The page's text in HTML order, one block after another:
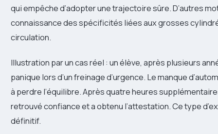
qui empêche d’adopter une trajectoire sûre. D’autres
connaissance des spécificités liées aux grosses
circulation.
Illustration par un cas réel : un élève, après plusieurs
panique lors d’un freinage d’urgence. Le manque
à perdre l’équilibre. Après quatre heures
retrouvé confiance et a obtenu l’attestation. Ce type
définitif.